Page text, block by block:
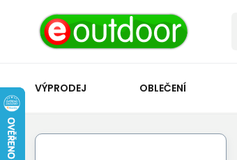
VÝPRODEJ OBLEČENÍ